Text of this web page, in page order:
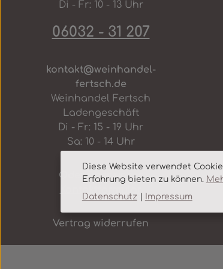
Di - Fr: 10 - 13 Uhr
06032 - 31 207
kontakt@weinhandel-
fertsch.de
Weinhandel Fertsch
Ladengeschäft
Di - Fr: 15 - 19 Uhr
Sa: 10 - 14 Uhr
Oder über unser
Vertrag widerrufen
Diese Website verwendet
Erfahrung bieten zu können.
Datenschutz
Impressum